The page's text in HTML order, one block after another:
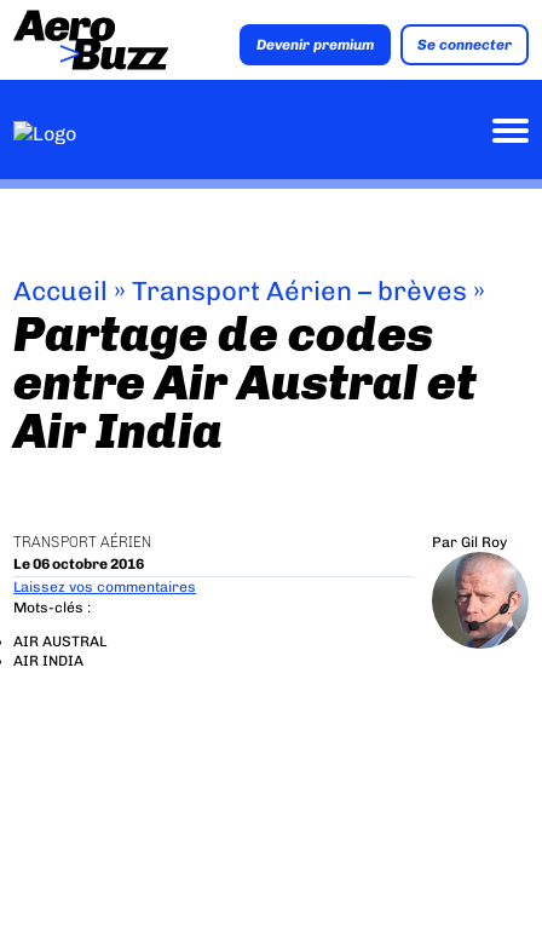
Devenir premium Se connecter
Accueil »Transport Aérien – brèves »
Partage de codes
entre Air Austral et
Air India
TRANSPORT AÉRIEN
Le 06 octobre 2016
Par Gil Roy
Laissez vos commentaires
Mots-clés :
AIR AUSTRAL
AIR INDIA